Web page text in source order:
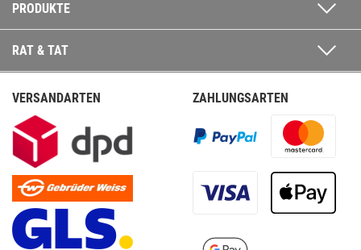
PRODUKTE
RAT & TAT
VERSANDARTEN ZAHLUNGSARTEN